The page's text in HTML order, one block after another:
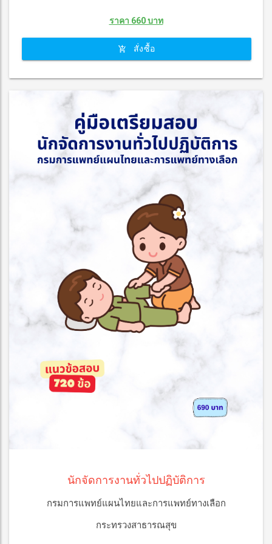
ราคา 660 บาท
สั่งซื้อ
นักจัดการงานทั่วไปปฏิบัติการ
กรมการแพทย์แผนไทยและการแพทย์ทางเลือก
กระทรวงสาธารณสุข